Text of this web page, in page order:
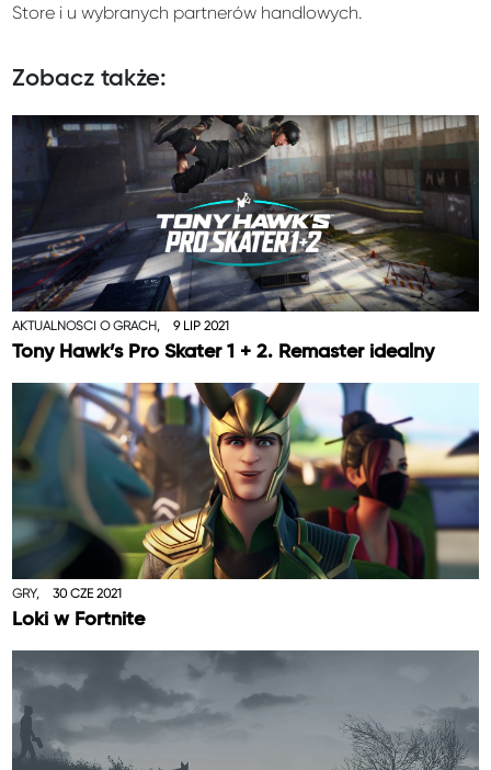
Store i u wybranych partnerów handlowych.
Zobacz także:
AKTUALNOŚCI O GRACH, 9 LIP 2021
Tony Hawk’s Pro Skater 1 + 2. Remaster idealny
GRY, 30 CZE 2021
Loki w Fortnite